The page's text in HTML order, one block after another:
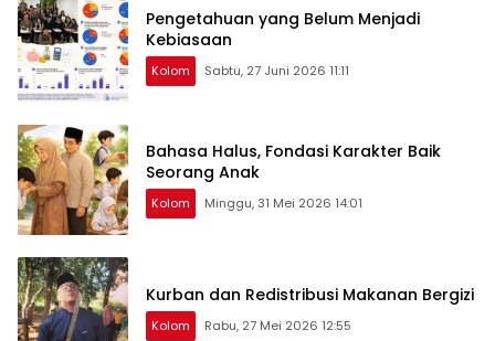
Pengetahuan yang Belum Menjadi
Kebiasaan
Kolom Sabtu, 27 Juni 2026 11:11
Bahasa Halus, Fondasi Karakter Baik
Seorang Anak
Kolom Minggu, 31 Mei 2026 14:01
Kurban dan Redistribusi Makanan Bergizi
Kolom Rabu, 27 Mei 2026 12:55